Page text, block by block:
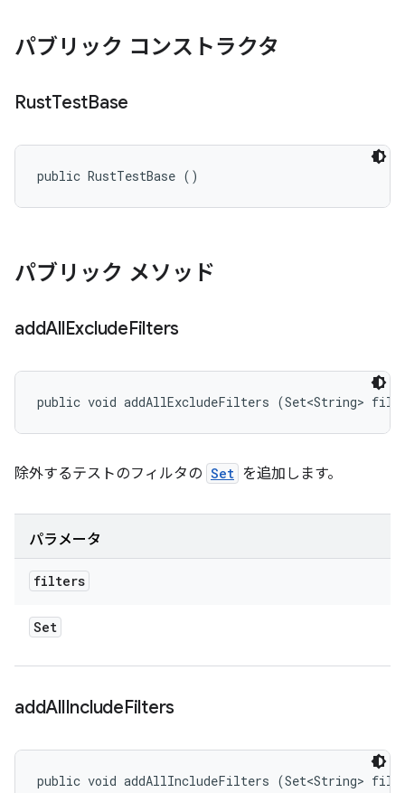
パブリック コンストラクタ
RustTestBase
public RustTestBase ()
パブリック メソッド
addAllExcludeFilters
public void addAllExcludeFilters (Set<String>
除外するテストのフィルタの Set を追加します。
パラメータ
filters
Set
addAllIncludeFilters
public void addAllIncludeFilters (Set<String>